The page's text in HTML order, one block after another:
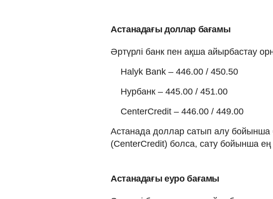
Астанадағы доллар бағамы
Әртүрлі банк пен ақша айырбастау
Halyk Bank – 446.00 / 450.50
Нурбанк – 445.00 / 451.00
CenterCredit – 446.00 / 449.00
Астанада доллар сатып алу бойынша
(CenterCredit) болса, сату бойынша ең
Астанадағы еуро бағамы